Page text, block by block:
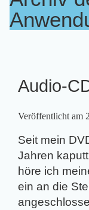
Audio-
Veröffentlicht am
Seit mein
Jahren
höre ich
ein an die